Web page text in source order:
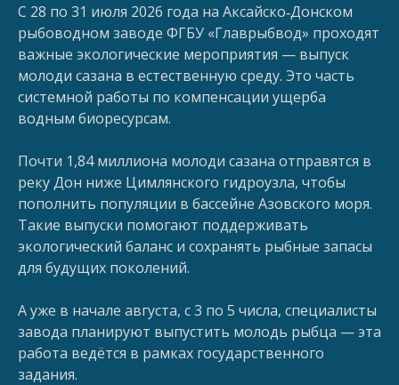
С 28 по 31 июля 2026 года на Аксайско‑Донском
рыбоводном заводе ФГБУ «Главрыбвод» проходят
важные экологические мероприятия — выпуск
молоди сазана в естественную среду. Это часть
системной работы по компенсации ущерба
водным биоресурсам.
Почти 1,84 миллиона молоди сазана отправятся в
реку Дон ниже Цимлянского гидроузла, чтобы
пополнить популяции в бассейне Азовского моря.
Такие выпуски помогают поддерживать
экологический баланс и сохранять рыбные запасы
для будущих поколений.
А уже в начале августа, с 3 по 5 числа, специалисты
завода планируют выпустить молодь рыбца — эта
работа ведётся в рамках государственного
задания.